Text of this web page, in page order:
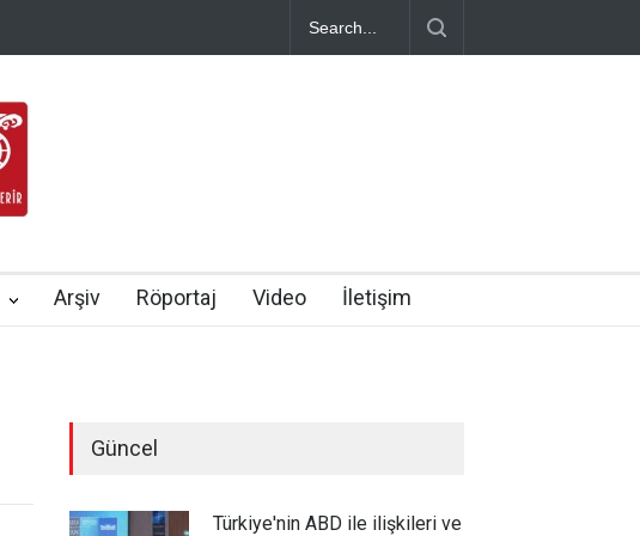
Arşiv Röportaj Video İletişim
Güncel
Türkiye'nin ABD ile ilişkileri ve